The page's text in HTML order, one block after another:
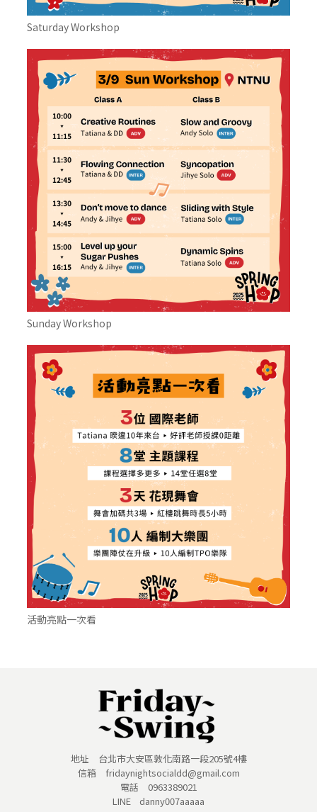
Saturday Workshop
Sunday Workshop
活動亮點一次看
地址 台北市大安區敦化南路一段205號4樓
信箱 fridaynightsocialdd@gmail.com
電話 0963389021
LINE danny007aaaaa